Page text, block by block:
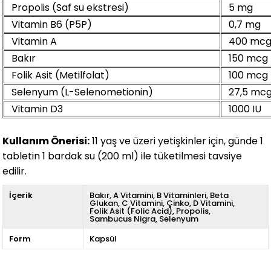
Propolis (Saf su ekstresi)
5 mg
Vitamin B6 (P5P)
0,7 mg
Vitamin A
400
Bakır
150 mcg
Folik Asit (Metilfolat)
100 mcg
Selenyum (L-Selenometionin)
27,5
Vitamin D3
1000 IU
Kullanım Önerisi:11 yaş ve üzeri yetişkinler için, günde 1
tabletin 1 bardak su (200 ml) ile tüketilmesi tavsiye
edilir.
İçerik Bakır A Vitamini B Vitaminleri Beta
Glukan C Vitamini Çinko D Vitamini
Folik Asit (Folic Acid) Propolis
Sambucus Nigra Selenyum
Form
Kapsül